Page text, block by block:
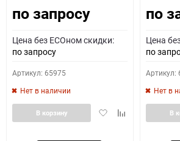
Как определить
0 - обратная 1 - прямая 3 -
по запросу
Цена без ECOном скидки:
по запросу
Артикул: 65975
Нет в наличии
ДобавитьДобавить
В корзину
по
Цена
по
Артикул:
Нет в
В